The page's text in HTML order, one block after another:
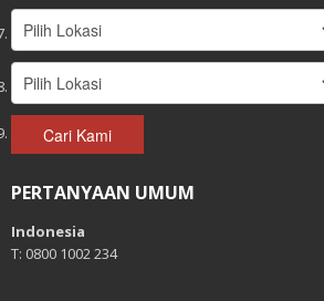
Cari Kami
PERTANYAAN UMUM
Indonesia
T: 0800 1002 234